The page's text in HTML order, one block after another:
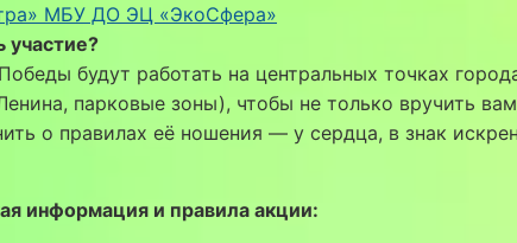
МБУ ДО ЭЦ «ЭкоСфера»
участие?
будут работать на центральных точках
парковые зоны), чтобы не только вручить
о правилах её ношения — у сердца, в знак
информация и правила акции: